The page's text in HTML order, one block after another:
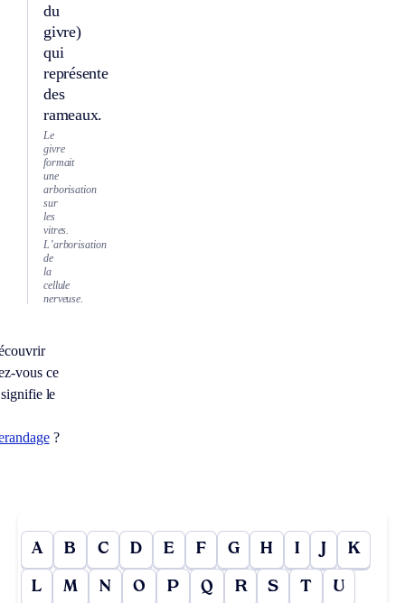
du
givre)
qui
représente
des
rameaux.
Le
givre
formait
une
arborisation
sur
les
vitres.
L’arborisation
de
la
cellule
nerveuse.
vous ce
le
?
A B C D E F G H I J K
L M N O P Q R S T U